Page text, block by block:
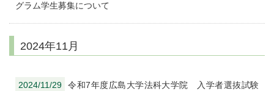
グラム学生募集について
2024年11月
2024/11/29
令和7年度広島大学法科大学院 入学者選抜試験